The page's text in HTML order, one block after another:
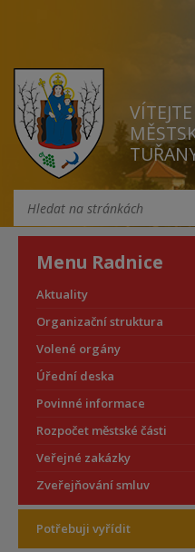
Menu Radnice
Aktuality
Organizační struktura
Volené orgány
Úřední deska
Povinné informace
Rozpočet městské části
Veřejné zakázky
Zveřejňování smluv
Potřebuji vyřídit